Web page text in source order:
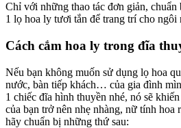
Chỉ với những thao tác đơn giản, chuẩn
1 lọ hoa ly tươi tắn để trang trí cho ngôi
Cách cắm hoa ly trong đĩa
Nếu bạn không muốn sử dụng lọ hoa
nước, bàn tiếp khách… của gia đình
1 chiếc đĩa hình thuyền nhé, nó sẽ
của bạn trở nên nhẹ nhàng, nữ tính hoa
hãy chuẩn bị những thứ sau: